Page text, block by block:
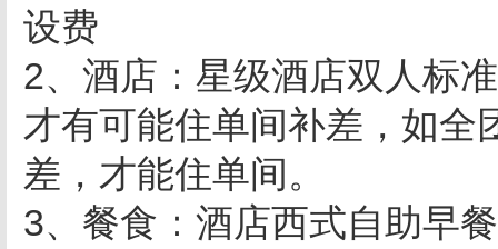
设费
2、酒店：星级酒店双人标
才有可能住单间补差，如全
差，才能住单间。
3、餐食：酒店西式自助早